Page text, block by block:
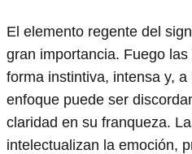
El elemento regente del
gran importancia. Fuego
forma instintiva, intensa y,
enfoque puede ser
claridad en su franqueza.
intelectualizan la emoción,